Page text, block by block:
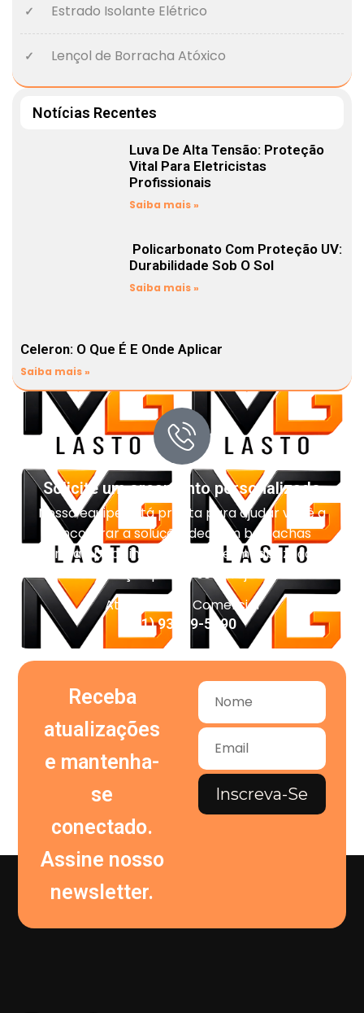
Estrado Isolante Elétrico
Lençol de Borracha Atóxico
Notícias Recentes
Luva De Alta Tensão: Proteção
Vital Para Eletricistas
Profissionais
Saiba mais »
Policarbonato Com Proteção UV:
Durabilidade Sob O Sol
Saiba mais »
Celeron: O Que É E Onde Aplicar
Saiba mais »
Solicite um orçamento personalizado
Nossa equipe está pronta para ajudar você a
encontrar a solução ideal em borrachas
técnicas, pisos industriais, impermeabilização e
vedação para o seu projeto.
Atendimento Comercial
(11) 93959-5090
Receba
atualizações
e mantenha-
se
conectado.
Assine nosso
newsletter.
Inscreva-Se